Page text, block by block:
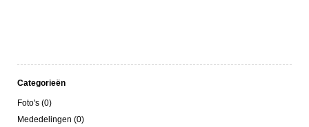
Categorieën
Foto's (0)
Mededelingen (0)